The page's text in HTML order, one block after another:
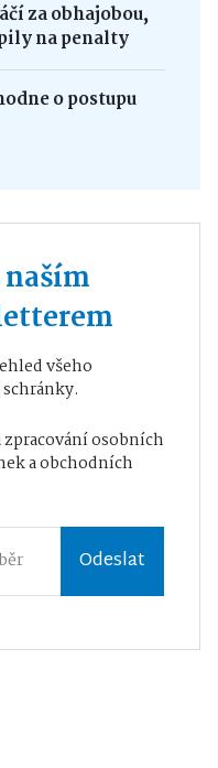
za obhajobou,
na penalty
o postupu
naším
všeho
zpracování osobních
a obchodních
Odeslat